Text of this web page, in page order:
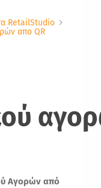
RetailStudio
απο QR
α
Αγορών από